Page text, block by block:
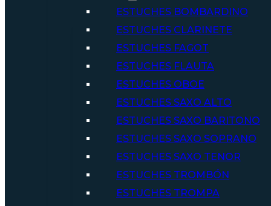
ESTUCHES BOMBARDINO
ESTUCHES CLARINETE
ESTUCHES FAGOT
ESTUCHES FLAUTA
ESTUCHES OBOE
ESTUCHES SAXO ALTO
ESTUCHES SAXO BARITONO
ESTUCHES SAXO SOPRANO
ESTUCHES SAXO TENOR
ESTUCHES TROMBÓN
ESTUCHES TROMPA